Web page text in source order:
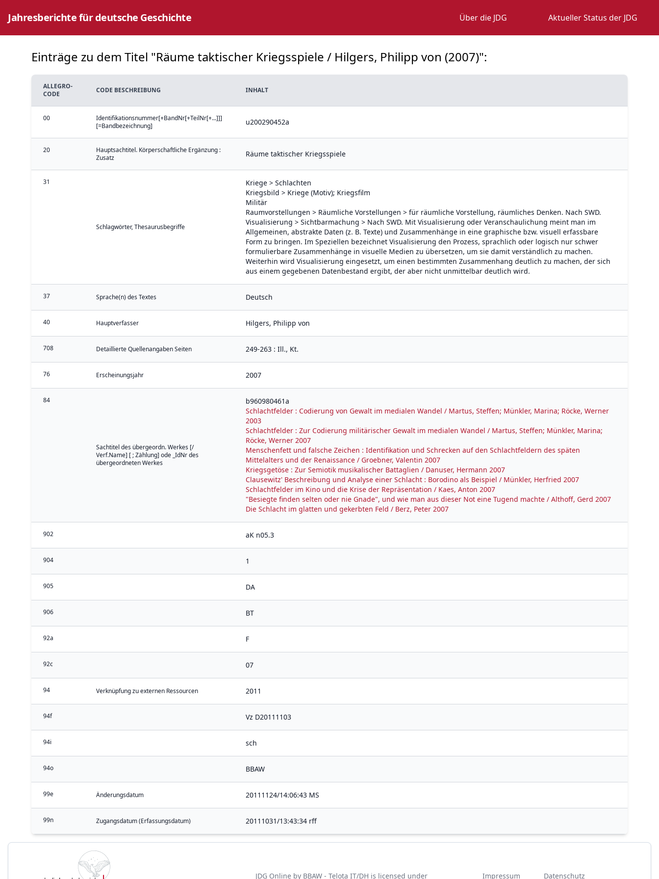
Jahresberichte für deutsche Geschichte Über die JDG Aktueller Status der JDG
Einträge zu dem Titel "Räume taktischer Kriegsspiele / Hilgers, Philipp von (2007)":
ALLEGRO-
CODE
CODE BESCHREIBUNG INHALT
00
Identifikationsnummer[+BandNr[+TeilNr[+...]]]
[=Bandbezeichnung]
u200290452a
20
Hauptsachtitel. Körperschaftliche Ergänzung :
Zusatz
Räume taktischer Kriegsspiele
31
Schlagwörter, Thesaurusbegriffe
Kriege > Schlachten
Kriegsbild > Kriege (Motiv); Kriegsfilm
Militär
Raumvorstellungen > Räumliche Vorstellungen > für räumliche Vorstellung, räumliches Denken. Nach SWD.
Visualisierung > Sichtbarmachung > Nach SWD. Mit Visualisierung oder Veranschaulichung meint man im
Allgemeinen, abstrakte Daten (z. B. Texte) und Zusammenhänge in eine graphische bzw. visuell erfassbare
Form zu bringen. Im Speziellen bezeichnet Visualisierung den Prozess, sprachlich oder logisch nur schwer
formulierbare Zusammenhänge in visuelle Medien zu übersetzen, um sie damit verständlich zu machen.
Weiterhin wird Visualisierung eingesetzt, um einen bestimmten Zusammenhang deutlich zu machen, der sich
aus einem gegebenen Datenbestand ergibt, der aber nicht unmittelbar deutlich wird.
37 Sprache(n) des Textes Deutsch
40 Hauptverfasser Hilgers, Philipp von
708 Detaillierte Quellenangaben Seiten 249-263 : Ill., Kt.
76 Erscheinungsjahr 2007
84
Sachtitel des übergeordn. Werkes [/
Verf.Name] [ ; Zählung] ode _IdNr des
übergeordneten Werkes
b960980461a
Schlachtfelder : Codierung von Gewalt im medialen Wandel / Martus, Steffen; Münkler, Marina; Röcke, Werner
2003
Schlachtfelder : Zur Codierung militärischer Gewalt im medialen Wandel / Martus, Steffen; Münkler, Marina;
Röcke, Werner 2007
Menschenfett und falsche Zeichen : Identifikation und Schrecken auf den Schlachtfeldern des späten
Mittelalters und der Renaissance / Groebner, Valentin 2007
Kriegsgetöse : Zur Semiotik musikalischer Battaglien / Danuser, Hermann 2007
Clausewitz' Beschreibung und Analyse einer Schlacht : Borodino als Beispiel / Münkler, Herfried 2007
Schlachtfelder im Kino und die Krise der Repräsentation / Kaes, Anton 2007
"Besiegte finden selten oder nie Gnade", und wie man aus dieser Not eine Tugend machte / Althoff, Gerd 2007
Die Schlacht im glatten und gekerbten Feld / Berz, Peter 2007
902 aK n05.3
904 1
905 DA
906 BT
92a F
92c 07
94 Verknüpfung zu externen Ressourcen 2011
94f Vz D20111103
94i sch
94o BBAW
99e Änderungsdatum 20111124/14:06:43 MS
99n Zugangsdatum (Erfassungsdatum) 20111031/13:43:34 rff
JDG Onlineby BBAW - Telota IT/DH is licensed under Impressum Datenschutz